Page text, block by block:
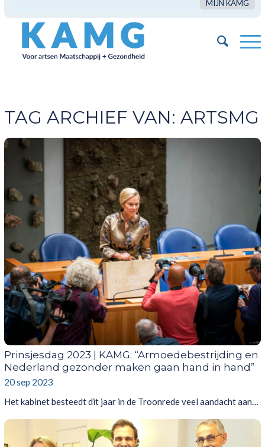
MIJN KAMG
TAG ARCHIEF VAN: ARTSMG
Prinsjesdag 2023 | KAMG: “Armoedebestrijding en
Nederland gezonder maken gaan hand in hand”
20 sep 2023
Het kabinet besteedt dit jaar in de Troonrede veel aandacht aan…